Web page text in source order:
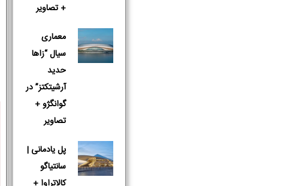
+ تصاویر
معماری
سیال “زاها
حدید
آرشیتکتز” در
گوانگژو +
تصاویر
پل یادمانی |
سانتیاگو